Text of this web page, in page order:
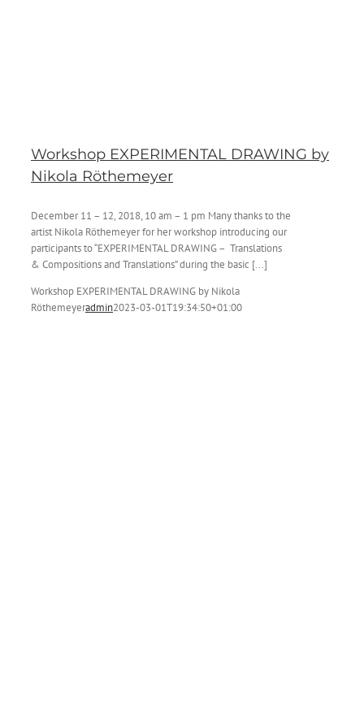
Workshop EXPERIMENTAL DRAWING by
Nikola Röthemeyer
December 11 – 12, 2018, 10 am – 1 pm Many thanks to the
artist Nikola Röthemeyer for her workshop introducing our
participants to “EXPERIMENTAL DRAWING – Translations
& Compositions and Translations” during the basic [...]
Workshop EXPERIMENTAL DRAWING by Nikola
Röthemeyeradmin2023-03-01T19:34:50+01:00